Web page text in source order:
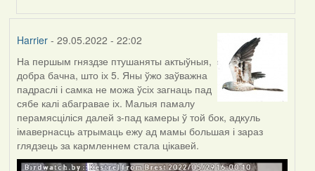
Harrier- 29.05.2022 - 22:02
На першым гняздзе птушаняты актыўныя,
добра бачна, што іх 5. Яны ўжо заўважна
падраслі і самка не можа ўсіх загнаць пад
сябе калі абагравае іх. Малыя памалу
перамясціліся далей з-пад камеры ў той бок, адкуль
імавернасць атрымаць ежу ад мамы большая і зараз
глядзець за кармленнем стала цікавей.